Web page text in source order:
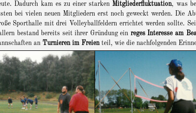
Dadurch kam es zu einer starkenMitgliederfluktuation, was
bei vielen neuen Mitgliedern erst noch geweckt werden. Die
Sporthalle mit drei Volleyballfeldern errichtet werden sollte.
bestand bereits seit ihrer Gründung ein reges Interesse am
an Turnieren im Freienteil, wie die nachfolgenden